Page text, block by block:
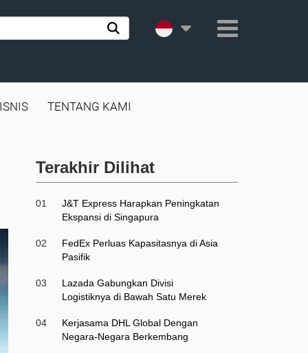
TENTANG KAMI
Terakhir Dilihat
01
J&T Express Harapkan Peningkatan
Ekspansi di Singapura
02
FedEx Perluas Kapasitasnya di Asia
Pasifik
03
Lazada Gabungkan Divisi
Logistiknya di Bawah Satu Merek
04
Kerjasama DHL Global Dengan
Negara-Negara Berkembang